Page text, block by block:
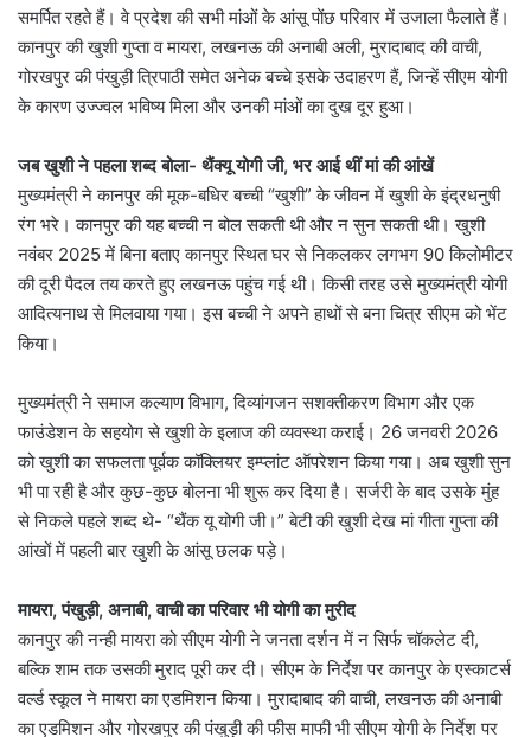
समर्पित रहते हैं। वे प्रदेश की सभी मांओं के आंसू पोंछ परिवार में उजाला फैलाते हैं।
कानपुर की खुशी गुप्ता व मायरा, लखनऊ की अनाबी अली, मुरादाबाद की वाची,
गोरखपुर की पंखुड़ी त्रिपाठी समेत अनेक बच्चे इसके उदाहरण हैं, जिन्हें सीएम योगी
के कारण उज्ज्वल भविष्य मिला और उनकी मांओं का दुख दूर हुआ।
जब खुशी ने पहला शब्द बोला- थैंक्यू योगी जी, भर आई थीं मां की आंखें
मुख्यमंत्री ने कानपुर की मूक-बधिर बच्ची “खुशी” के जीवन में खुशी के इंद्रधनुषी
रंग भरे। कानपुर की यह बच्ची न बोल सकती थी और न सुन सकती थी। खुशी
नवंबर 2025 में बिना बताए कानपुर स्थित घर से निकलकर लगभग 90 किलोमीटर
की दूरी पैदल तय करते हुए लखनऊ पहुंच गई थी। किसी तरह उसे मुख्यमंत्री योगी
आदित्यनाथ से मिलवाया गया। इस बच्ची ने अपने हाथों से बना चित्र सीएम को भेंट
किया।
मुख्यमंत्री ने समाज कल्याण विभाग, दिव्यांगजन सशक्तीकरण विभाग और एक
फाउंडेशन के सहयोग से खुशी के इलाज की व्यवस्था कराई। 26 जनवरी 2026
को खुशी का सफलता पूर्वक कॉक्लियर इम्प्लांट ऑपरेशन किया गया। अब खुशी सुन
भी पा रही है और कुछ-कुछ बोलना भी शुरू कर दिया है। सर्जरी के बाद उसके मुंह
से निकले पहले शब्द थे- “थैंक यू योगी जी।” बेटी की खुशी देख मां गीता गुप्ता की
आंखों में पहली बार खुशी के आंसू छलक पड़े।
मायरा, पंखुड़ी, अनाबी, वाची का परिवार भी योगी का मुरीद
कानपुर की नन्ही मायरा को सीएम योगी ने जनता दर्शन में न सिर्फ चॉकलेट दी,
बल्कि शाम तक उसकी मुराद पूरी कर दी। सीएम के निर्देश पर कानपुर के एस्काटर्स
वर्ल्ड स्कूल ने मायरा का एडमिशन किया। मुरादाबाद की वाची, लखनऊ की अनाबी
का एडमिशन और गोरखपुर की पंखुड़ी की फीस माफी भी सीएम योगी के निर्देश पर